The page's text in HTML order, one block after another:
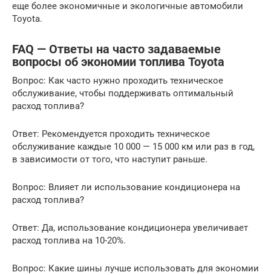
еще более экономичные и экологичные автомобили
Toyota.
FAQ — Ответы на часто задаваемые
вопросы об экономии топлива Toyota
Вопрос: Как часто нужно проходить техническое
обслуживание, чтобы поддерживать оптимальный
расход топлива?
Ответ: Рекомендуется проходить техническое
обслуживание каждые 10 000 — 15 000 км или раз в год,
в зависимости от того, что наступит раньше.
Вопрос: Влияет ли использование кондиционера на
расход топлива?
Ответ: Да, использование кондиционера увеличивает
расход топлива на 10-20%.
Вопрос: Какие шины лучше использовать для экономии